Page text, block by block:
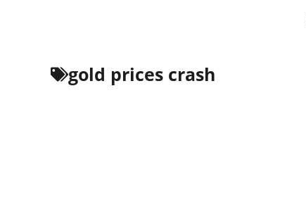
gold prices crash